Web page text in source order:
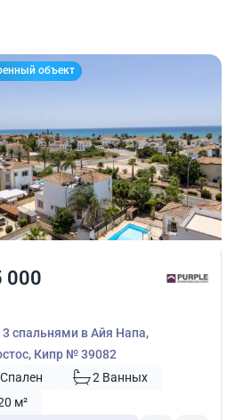
объект
000
3 спальнями в Айя Напа,
Кипр № 39082
2 Ванных
м²